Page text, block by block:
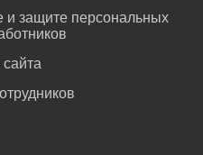
и защите персональных
сайта